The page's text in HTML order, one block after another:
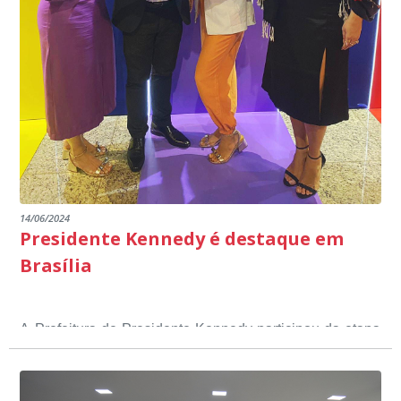
14/06/2024
Presidente Kennedy é destaque em
Brasília
A Prefeitura de Presidente Kennedy participou da etapa
nacional do 12º Prêmio Sebrae Prefeitura
Empreendedora, que visou valorizar e destacar o papel
dos gestores públicos comprometidos com o